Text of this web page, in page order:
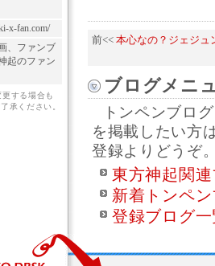
前<< 本心なの？ジェジュ
ブログメニ
トンペンブロ
を掲載したい方
登録よりどうぞ
東方神起関
新着トンペ
登録ブログ
x-fan.com/
、ファンブ
起のファン
する場合も
承ください。